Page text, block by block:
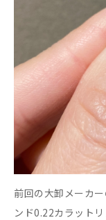
前回の大卸メーカ
ンド0.22カラット